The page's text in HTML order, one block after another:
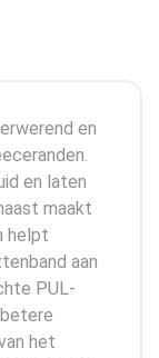
en
en laten
maakt
helpt
aan
PUL-
het